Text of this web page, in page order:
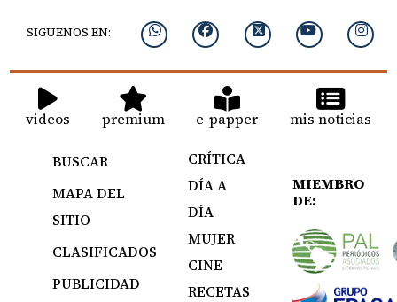
SIGUENOS EN:
videos premium e-papper mis noticias
BUSCAR
MAPA DEL
SITIO
CLASIFICADOS
PUBLICIDAD
CRÍTICA
DÍA A
DÍA
MUJER
CINE
RECETAS
MIEMBRO
DE: